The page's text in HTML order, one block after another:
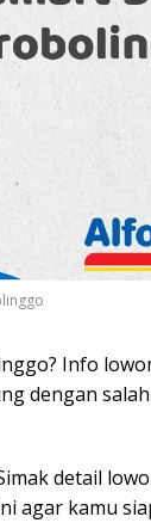
Info
dengan
detail
agar kamu